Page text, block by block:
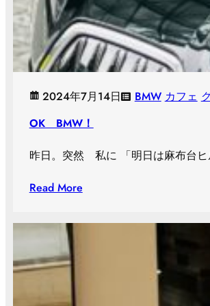
2024年7月14日 BMW カフェ
OK BMW！
昨日。突然 私に 「明日は麻布台
Read More